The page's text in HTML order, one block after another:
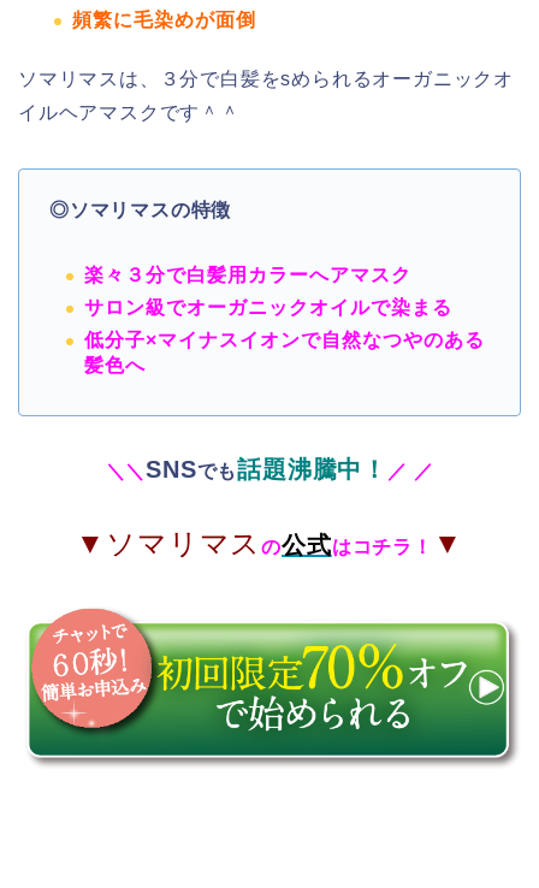
頻繁に毛染めが面倒
ソマリマスは、３分で白髪をsめられるオーガニックオ
イルヘアマスクです ＾＾
◎ソマリマスの特徴
楽々３分で白髪用カラーへアマスク
サロン級でオーガニックオイルで染まる
低分子×マイナスイオンで自然なつやのある
髪色へ
＼ ＼SNSでも話題沸騰中！ ／ ／
▼ソマリマスの公式はコチラ！ ▼